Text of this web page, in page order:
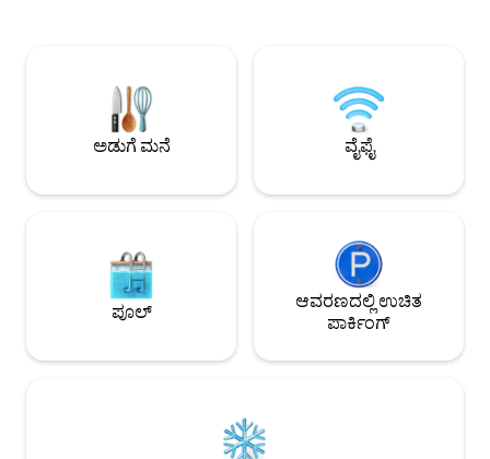
ಕೆಂಪು ಮತ್ತು ಹಳದಿ ನೀಲಿ ಬಣ್ಣವನ್ನು ಕಲಾತ್ಮಕವಾಗಿ
ಅಲಂಕರಿಸುತ್ತದೆ, ಈ ಪ್ರಕಾಶಮಾನವಾದ ಮತ್ತು
ಪ್ರಕಾಶಮಾನವಾದ ಬಣ್ಣಗಳು ಸಂತೋಷ ಮತ್ತು
ಚೈತನ್ಯವನ್ನು ತಿಳಿಸುತ್ತವೆ ಒಟ್ಟು ಪ್ರದೇಶವು
ಮೀಟರ್ ದೂರದಲ್ಲಿರುವ ಮ್ಯಾಕ್ಸ್‌ವೆಲ್ MRT
ಪ್ರದೇಶದಲ್ಲಿರುವ ಡೌನ್‌ಟೌನ್‌ಗೆ ಹೋಗುವುದು ತುಂಬಾ
ಅನುಕೂಲಕರವಾಗಿದೆ ಯುವಕರಿಗೆ ಸೂಕ್ತವಾಗಿದೆ,
ಮೂಲತಃ ಯುವಜನರಾಗಿ ಉಳಿಯುವುದು ಹೆಚ್ಚಾಗಿ
ಯುವಕರು ಮತ್ತು 11 ನೇ ಮಹಡಿಯಲ್ಲಿ ಇನ್ಫಿನಿಟಿ
ಪ್ಲಗ್‌ಗಳು ಲಭ್ಯವಿವೆ. 3 MRT ಹತ್ತಿರ: ಬೆಂಡೆಮೀರ್
(ನೀಲಿ)/ ಲ್ಯಾವೆಂಡರ್
(ನೇರಳೆ).
ಅಡುಗೆ ಮನೆ ವೈಫೈ
ಪೂಲ್
ಆವರಣದಲ್ಲಿ ಉಚಿತ
ಪಾರ್ಕಿಂಗ್